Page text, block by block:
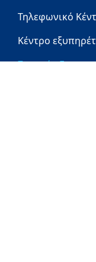
Τηλεφωνικό
Κέντρο
Στοιχεία